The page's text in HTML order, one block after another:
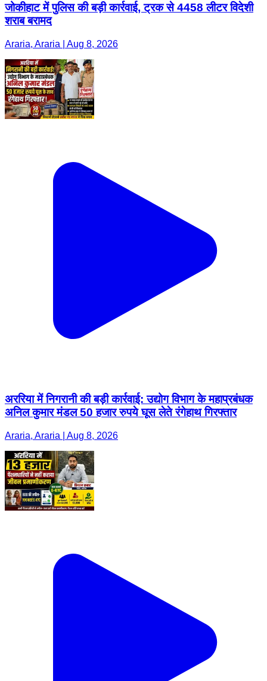
जोकीहाट में पुलिस की बड़ी कार्रवाई, ट्रक से 4458 लीटर विदेशी
शराब बरामद
Araria, Araria | Aug 8, 2026
अररिया में निगरानी की बड़ी कार्रवाई: उद्योग विभाग के महाप्रबंधक
अनिल कुमार मंडल 50 हजार रुपये घूस लेते रंगेहाथ गिरफ्तार
Araria, Araria | Aug 8, 2026